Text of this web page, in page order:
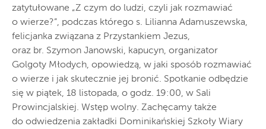
zatytułowane „Z czym do ludzi, czyli jak rozmawiać
o wierze?”, podczas którego s. Lilianna Adamuszewska,
felicjanka związana z Przystankiem Jezus,
oraz br. Szymon Janowski, kapucyn, organizator
Golgoty Młodych, opowiedzą, w jaki sposób rozmawiać
o wierze i jak skutecznie jej bronić. Spotkanie odbędzie
się w piątek, 18 listopada, o godz. 19:00, w Sali
Prowincjalskiej. Wstęp wolny. Zachęcamy także
do odwiedzenia zakładki Dominikańskiej Szkoły Wiary